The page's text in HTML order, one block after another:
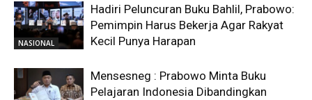
NASIONAL
Hadiri Peluncuran Buku Bahlil, Prabowo:
Pemimpin Harus Bekerja Agar Rakyat
Kecil Punya Harapan
Mensesneg : Prabowo Minta Buku
Pelajaran Indonesia Dibandingkan